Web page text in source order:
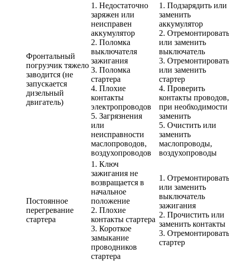
Фронтальный
погрузчик тяжело
заводится (не
запускается
дизельный
двигатель)
1. Недостаточно
заряжен или
неисправен
аккумулятор
2. Поломка
выключателя
зажигания
3. Поломка
стартера
4. Плохие
контакты
электропроводов
5. Загрязнения
или
неисправности
маслопроводов,
воздухопроводов
1. Подзарядить или
заменить
аккумулятор
2. Отремонтировать
или заменить
выключатель
3. Отремонтировать
или заменить
стартер
4. Проверить
контакты проводов,
при необходимости
заменить
5. Очистить или
заменить
маслопроводы,
воздухопроводы
Постоянное
перегревание
стартера
1. Ключ
зажигания не
возвращается в
начальное
положение
2. Плохие
контакты стартера
3. Короткое
замыкание
проводников
стартера
1. Отремонтировать
или заменить
выключатель
зажигания
2. Прочистить или
заменить контакты
3. Отремонтировать
стартер